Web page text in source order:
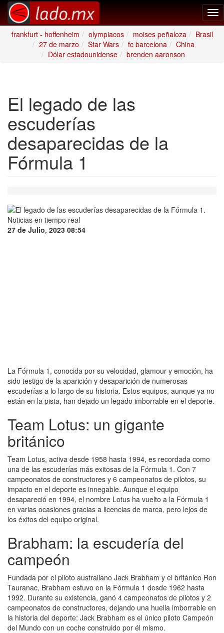
frankfurt - hoffenheim
olympiacos moises peñaloza
Brasil
27 de marzo
Star Wars fc barcelona
China
Dólar estadounidense
brenden aaronson
El legado de las
escuderías
desaparecidas de la
Fórmula 1
27 de Julio, 2023 08:54
La Fórmula 1, conocida por su velocidad, glamour y emoción, ha
sido testigo de la aparición y desaparición de numerosas
escuderías a lo largo de su historia. Estos equipos, aunque ya no
están en la pista, han dejado un legado imborrable en el deporte.
Team Lotus: un gigante
británico
Team Lotus, activa desde 1958 hasta 1994, es recordada como
una de las escuderías más exitosas de la Fórmula 1. Con 7
campeonatos de constructores y 6 campeonatos de pilotos, su
impacto en el deporte es innegable. Aunque el equipo
desapareció en 1994, el nombre Lotus ha vuelto a la Fórmula 1
en varias ocasiones gracias a licencias de marca, pero lejos de
los éxitos del equipo original.
Brabham: la escudería del
campeón
Fundada por el piloto australiano Jack Brabham y el británico Ron
Tauranac, Brabham estuvo en la Fórmula 1 desde 1962 hasta
1992. Durante su existencia, ganó 4 campeonatos de pilotos y 2
campeonatos de constructores, dejando una huella imborrable en
la historia del deporte: Jack Brabham es el único piloto Campeón
del Mundo con un coche construido por él mismo.